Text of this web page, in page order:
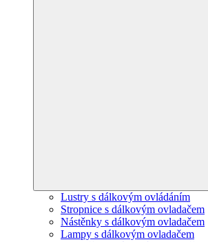
Lustry s dálkovým ovládáním
Stropnice s dálkovým ovladačem
Nástěnky s dálkovým ovladačem
Lampy s dálkovým ovladačem